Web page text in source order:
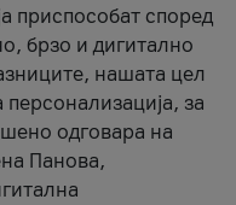
приспособат според
брзо и дигитално
нашата цел
за
одговара на
Панова,